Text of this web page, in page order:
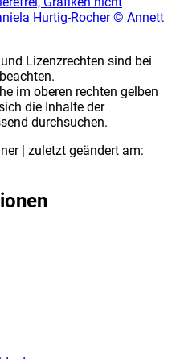
Hurtig-Rocher© Annett
Lizenzrechten sind bei
im oberen rechten gelben
die Inhalte der
durchsuchen.
| zuletzt geändert am: